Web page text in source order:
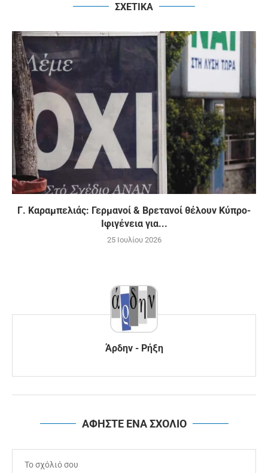
ΣΧΕΤΙΚΑ
Γ. Καραμπελιάς: Γερμανοί & Βρετανοί θέλουν Κύπρο-
Ιφιγένεια για...
25 Ιουλίου 2026
Άρδην - Ρήξη
ΑΦΗΣΤΕ ΕΝΑ ΣΧΟΛΙΟ